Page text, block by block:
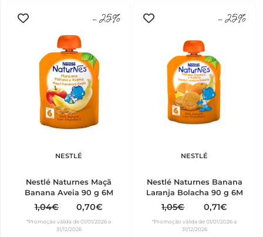
-25%
NESTLÉ
Nestlé Naturnes Maçã
Banana Aveia 90 g 6M
1,04€ 0,70€
*Promoção válida de 01/01/2026 a
31/12/2026
-25%
NESTLÉ
Nestlé Naturnes Banana
Laranja Bolacha 90 g 6M
1,05€ 0,71€
*Promoção válida de 01/01/2026 a
31/12/2026